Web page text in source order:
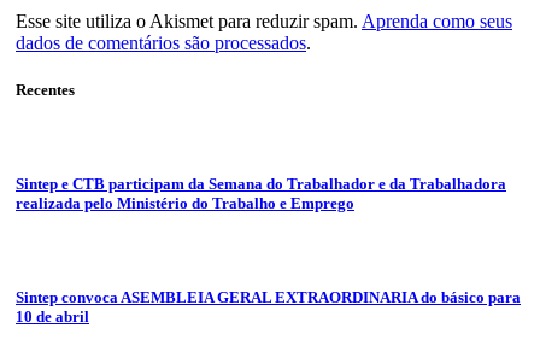
Esse site utiliza o Akismet para reduzir spam. Aprenda como seus
dados de comentários são processados.
Recentes
Sintep e CTB participam da Semana do Trabalhador e da Trabalhadora
realizada pelo Ministério do Trabalho e Emprego
Sintep convoca ASEMBLEIA GERAL EXTRAORDINARIA do básico para
10 de abril